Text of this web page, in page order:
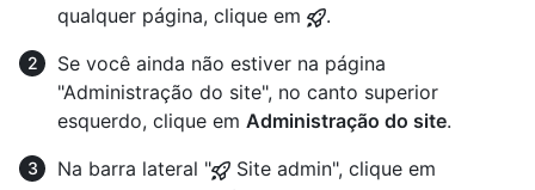
qualquer página, clique em
.
Se você ainda não estiver na página
"Administração do site", no canto superior
esquerdo, clique em Administração do site.
Na barra lateral "
Site admin", clique em